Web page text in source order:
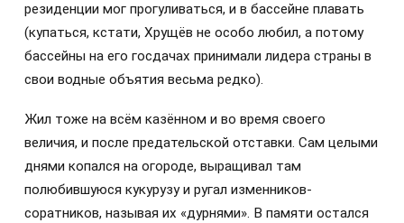
резиденции мог прогуливаться, и в бассейне плавать
(купаться, кстати, Хрущёв не особо любил, а потому
бассейны на его госдачах принимали лидера страны в
свои водные объятия весьма редко).
Жил тоже на всём казённом и во время своего
величия, и после предательской отставки. Сам целыми
днями копался на огороде, выращивал там
полюбившуюся кукурузу и ругал изменников-
соратников, называя их «дурнями». В памяти остался